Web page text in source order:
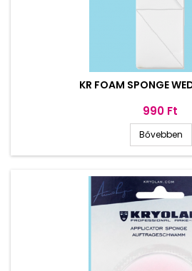
KR FOAM SPONGE
Ár
990 Ft
Bővebben